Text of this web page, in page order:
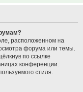
расположенном на
форума или темы.
по ссылке
конференции.
стиля.